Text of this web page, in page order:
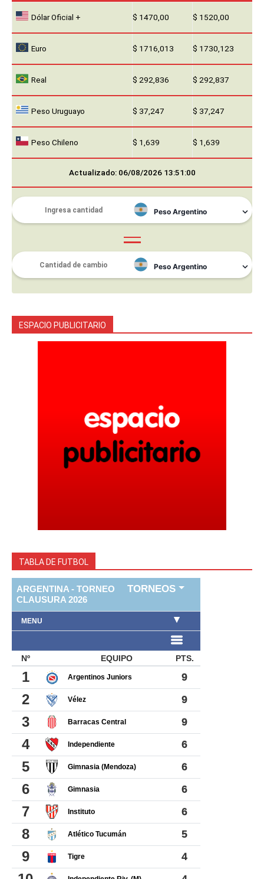
Dólar Oficial + $ 1470,00 $ 1520,00
Euro $ 1716,013 $ 1730,123
Real $ 292,836 $ 292,837
Peso Uruguayo $ 37,247 $ 37,247
Peso Chileno $ 1,639 $ 1,639
Actualizado: 06/08/2026 13:51:00
ESPACIO PUBLICITARIO
TABLA DE FUTBOL